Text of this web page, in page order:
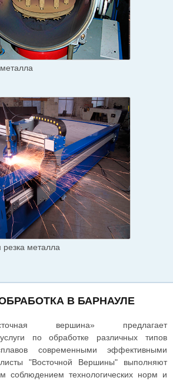
металла
В БАРНАУЛЕ
вершина» предлагает
по обработке различных типов
современными эффективными
"Восточной Вершины" выполняют
соблюдением технологических норм и